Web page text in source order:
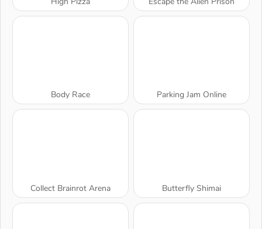
Body Race Parking Jam Online
Collect Brainrot Arena Butterfly Shimai